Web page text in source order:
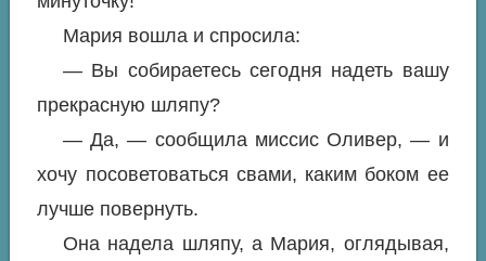
Мария вошла и спросила:
— Вы собираетесь сегодня надеть вашу
прекрасную шляпу?
— Да, — сообщила миссис Оливер, — и
хочу посоветоваться свами, каким боком ее
лучше повернуть.
Она надела шляпу, а Мария, оглядывая,